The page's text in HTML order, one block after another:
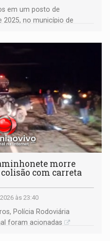
em um posto de
2025, no município de
morre
com carreta
às 23:40
Polícia Rodoviária
foram acionadas